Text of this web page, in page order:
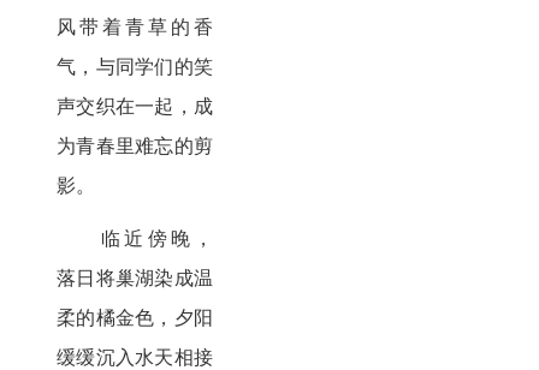
风带着青草的香
气，与同学们的笑
声交织在一起，成
为青春里难忘的剪
影。
临近傍晚，
落日将巢湖染成温
柔的橘金色，夕阳
缓缓沉入水天相接